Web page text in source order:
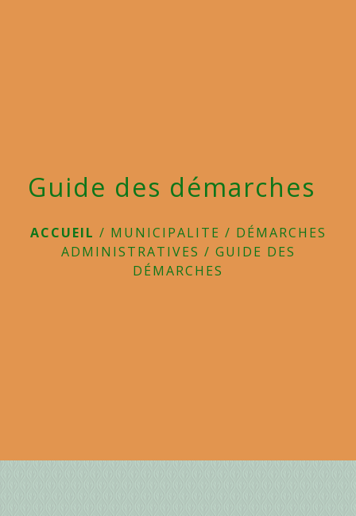
Guide des démarches
ACCUEIL / MUNICIPALITE / DÉMARCHES
ADMINISTRATIVES / GUIDE DES
DÉMARCHES